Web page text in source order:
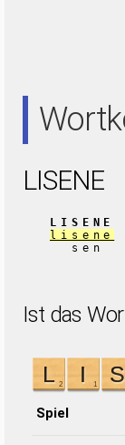
LISENE
LISENE
lisene
sen
Ist das
Spiel